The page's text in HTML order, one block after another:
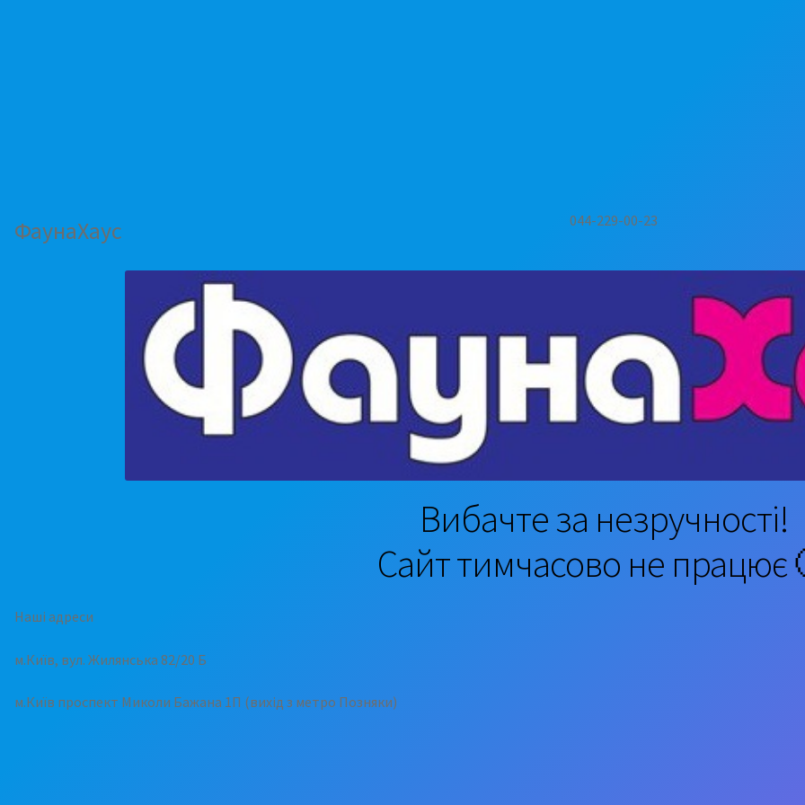
ФаунаХаус 044-229-00-23
Вибачте за незручності!
Сайт тимчасово не працює
Наші адреси
м.Київ, вул. Жилянська 82/20 Б
м.Київ проспект Миколи Бажана 1П (вихід з метро Позняки)